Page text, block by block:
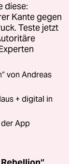
diese:
Kante gegen
Teste jetzt
von Andreas
+ digital in
App